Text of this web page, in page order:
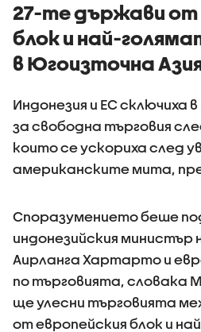
27-те държави от
блок и най-
в Югоизточна
Индонезия и ЕС сключиха
за свободна търговия
които се ускориха след
американските мита,
Споразумението беше
индонезийския министър
Аирланга Хартарто и
по търговията, словака
ще улесни търговията
от европейския блок и